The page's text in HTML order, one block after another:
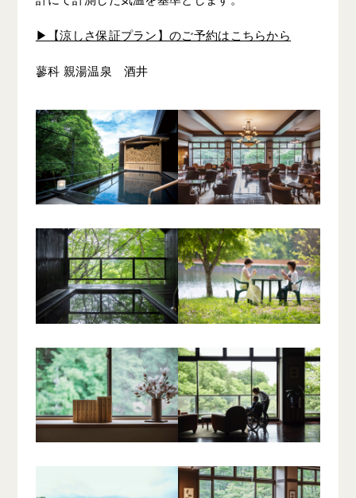
▶︎【涼しさ保証プラン】のご予約はこちらから
蓼科 親湯温泉 酒井